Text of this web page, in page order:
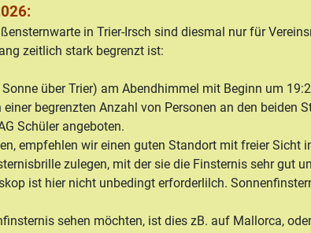
in Trier-Irsch sind diesmal nur für
zeitlich stark begrenzt ist:
über Trier) am Abendhimmel mit Beginn um
begrenzten Anzahl von Personen an den beiden
Schüler angeboten.
empfehlen wir einen guten Standort mit freier Sicht
zulegen, mit der sie die Finsternis sehr gut
ist hier nicht unbedingt erforderlilch.
sehen möchten, ist dies zB. auf Mallorca,